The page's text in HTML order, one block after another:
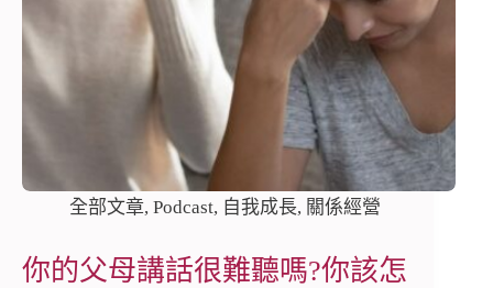
全部文章, Podcast, 自我成長, 關係經營
你的父母講話很難聽嗎?你該怎